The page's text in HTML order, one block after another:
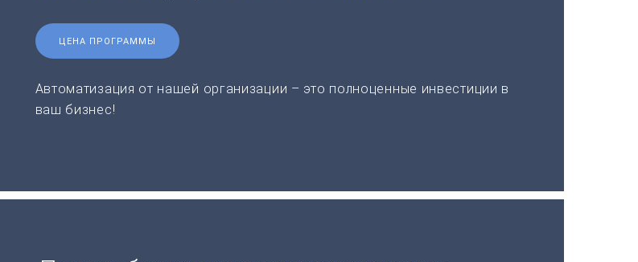
ЦЕНА ПРОГРАММЫ
Автоматизация от нашей организации – это полноценные инвестиции в
ваш бизнес!